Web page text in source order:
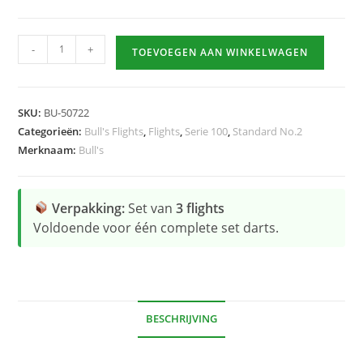
100
hoeveelheid
- + TOEVOEGEN AAN WINKELWAGEN
SKU: BU-50722
Categorieën: Bull's Flights, Flights, Serie 100, Standard No.2
Merknaam: Bull's
Verpakking:Set van 3 flights
Voldoende voor één complete set darts.
BESCHRIJVING